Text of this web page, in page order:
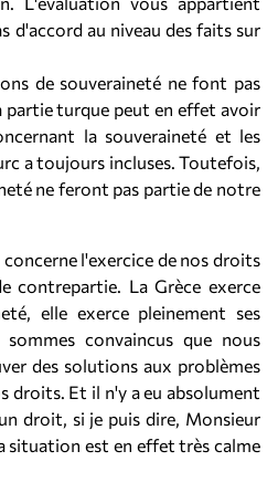
d'accord au niveau des faits sur
de souveraineté ne font pas
partie turque peut en effet avoir
la souveraineté et les
a toujours incluses. Toutefois,
ne feront pas partie de notre
l'exercice de nos droits
contrepartie. La Grèce exerce
elle exerce pleinement ses
convaincus que nous
des solutions aux problèmes
droits. Et il n'y a eu absolument
droit, si je puis dire, Monsieur
situation est en effet très calme